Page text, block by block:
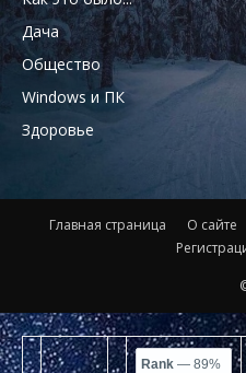
Дача
Общество
Windows и ПК
Здоровье
Главная страница О сайте
Rank — 89%